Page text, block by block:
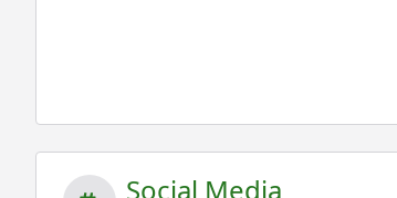
Social Media